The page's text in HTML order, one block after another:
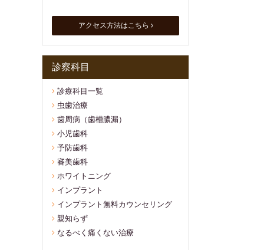
アクセス方法はこちら
診察科目
診療科目一覧
虫歯治療
歯周病（歯槽膿漏）
小児歯科
予防歯科
審美歯科
ホワイトニング
インプラント
インプラント無料カウンセリング
親知らず
なるべく痛くない治療